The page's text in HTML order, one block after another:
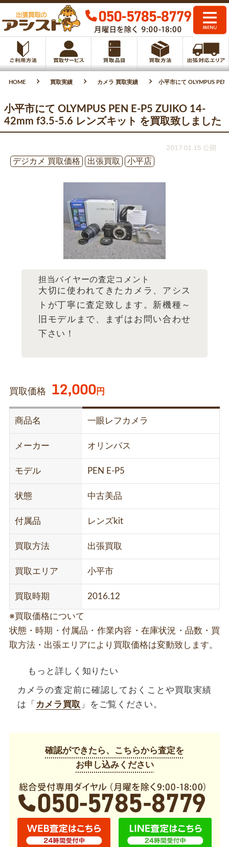
HOME 買取実績 カメラ 買取実績 小平市にて OLYMPUS
小平市にて OLYMPUS PEN E-P5 ZUIKO 14-
42mm f3.5-5.6 レンズキット を買取致しました
2017.01.15 公開
デジカメ 買取価格
出張買取 小平店
担当バイヤーの査定コメント
大切に使われてきたカメラ、アシス
トが丁寧に査定致します。新機種～
旧モデルまで、まずはお問い合わせ
下さい！
買取価格 12,000円
商品名 一眼レフカメラ
メーカー オリンパス
モデル PEN E-P5
状態 中古美品
付属品 レンズkit
買取方法 出張買取
買取エリア 小平市
買取時期 2016.12
※買取価格について
状態・時期・付属品・作業内容・在庫状況・品数・買
取方法・出張エリアにより買取価格は変動致します。
もっと詳しく知りたい
カメラの査定前に確認しておくことや買取実績
は「 カメラ買取 」をご覧ください。
確認ができたら、こちらから査定を
お申し込みください